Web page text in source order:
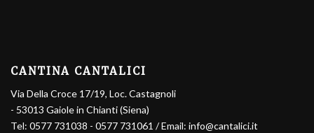
CANTINA CANTALICI
Via Della Croce 17/19, Loc. Castagnoli
- 53013 Gaiole in Chianti (Siena)
Tel: 0577 731038 - 0577 731061 / Email: info@cantalici.it